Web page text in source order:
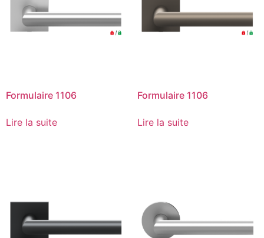
Formulaire 1106
Lire la suite
Formulaire 1106
Lire la suite